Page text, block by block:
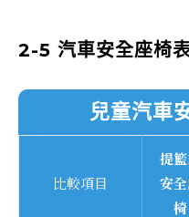
2-5 汽車安全座椅
兒童汽車
比較項目
提
安
椅